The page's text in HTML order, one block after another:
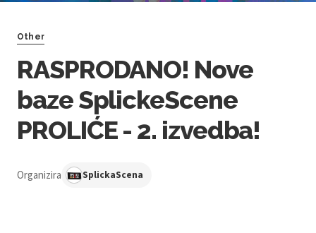
Other
RASPRODANO! Nove
baze SplickeScene
PROLIĆE - 2. izvedba!
Organizira SplickaScena